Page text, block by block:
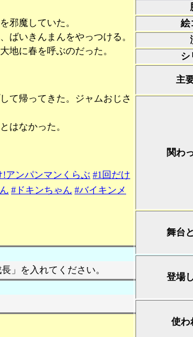
絵
シ
主
関わ
舞台
登場
使わ
邪魔していた。
ばいきんまんをやっつける。
地に春を呼ぶのだった。
て帰ってきた。ジャムおじさ
はなかった。
!アンパンマンくらぶ #1回だけ
#ドキンちゃん #バイキンメ
」を入れてください。